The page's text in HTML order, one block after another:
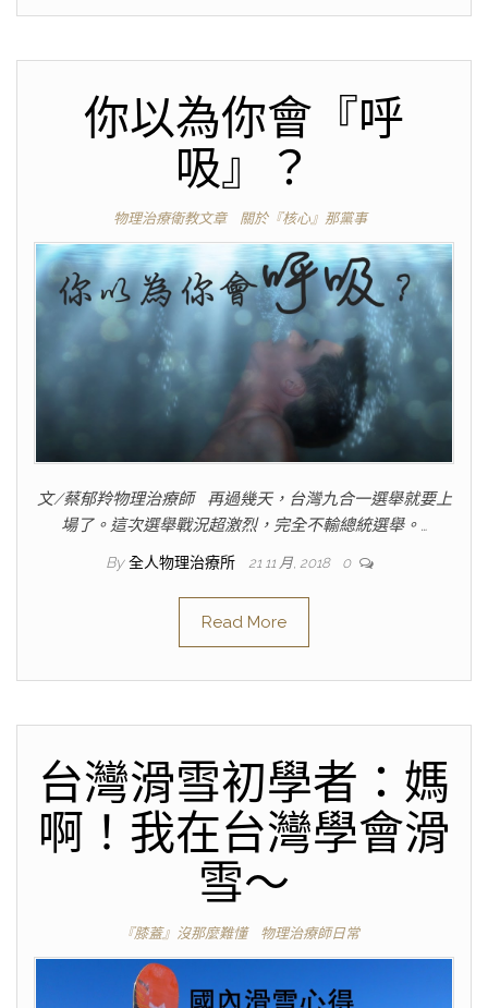
你以為你會『呼
吸』？
物理治療衛教文章 關於『核心』那黨事
文/蔡郁羚物理治療師 再過幾天，台灣九合一選舉就要上
場了。這次選舉戰況超激烈，完全不輸總統選舉。…
By 全人物理治療所 21 11 月, 2018 0
Read More
台灣滑雪初學者：媽
啊！我在台灣學會滑
雪～
『膝蓋』沒那麼難懂 物理治療師日常